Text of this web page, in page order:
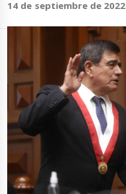
14 de septiembre de 2022